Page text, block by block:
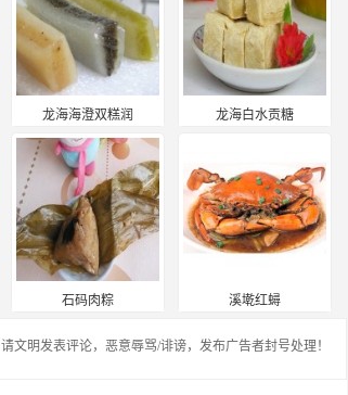
龙海海澄双糕润 龙海白水贡糖
石码肉粽 溪墘红蟳
请文明发表评论，恶意辱骂/诽谤，发布广告者封号处理！